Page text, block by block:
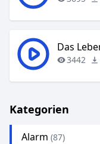
Das
3442
Kategorien
Alarm (87)